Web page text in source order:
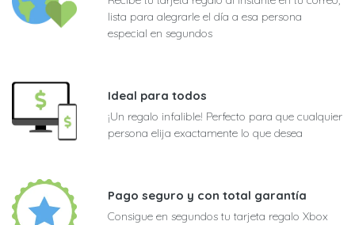
lista para alegrarle el día a esa persona
especial en segundos
Ideal para todos
¡Un regalo infalible! Perfecto para que cualquier
persona elija exactamente lo que desea
Pago seguro y con total garantía
Consigue en segundos tu tarjeta regalo Xbox